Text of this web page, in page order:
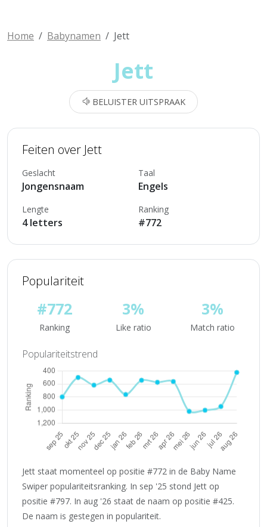
Home Babynamen Jett
Jett
BELUISTER UITSPRAAK
Feiten over Jett
Geslacht
Jongensnaam
Taal
Engels
Lengte
4 letters
Ranking
#772
Populariteit
#772
Ranking
3%
Like ratio
3%
Match ratio
Populariteitstrend
Jett staat momenteel op positie #772 in de Baby Name
Swiper populariteitsranking. In sep '25 stond Jett op
positie #797. In aug '26 staat de naam op positie #425.
De naam is gestegen in populariteit.